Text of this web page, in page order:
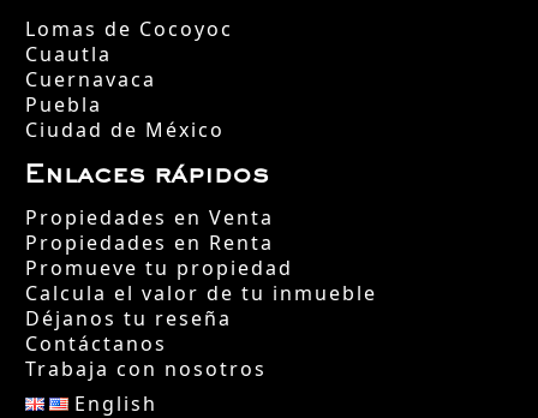
Lomas de Cocoyoc
Cuautla
Cuernavaca
Puebla
Ciudad de México
Enlaces rápidos
Propiedades en Venta
Propiedades en Renta
Promueve tu propiedad
Calcula el valor de tu inmueble
Déjanos tu reseña
Contáctanos
Trabaja con nosotros
English